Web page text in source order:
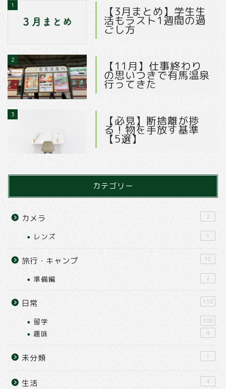
1 【3月まとめ】学生生
活もラスト1週間の過
ごし方
2 【11月】仕事終わり
の思いつきで有馬温泉
行ってきた
3 【必見】断捨離が捗
る！物を手放す基準
【5選】
カテゴリー
カメラ 2
レンズ 1
旅行・キャンプ 10
準備編 2
日常 118
留学 108
趣味 4
未分類 1
生活 4